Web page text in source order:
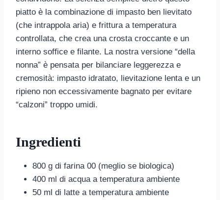
piatto è la combinazione di impasto ben lievitato
(che intrappola aria) e frittura a temperatura
controllata, che crea una crosta croccante e un
interno soffice e filante. La nostra versione “della
nonna” è pensata per bilanciare leggerezza e
cremosità: impasto idratato, lievitazione lenta e un
ripieno non eccessivamente bagnato per evitare
“calzoni” troppo umidi.
Ingredienti
800 g di farina 00 (meglio se biologica)
400 ml di acqua a temperatura ambiente
50 ml di latte a temperatura ambiente